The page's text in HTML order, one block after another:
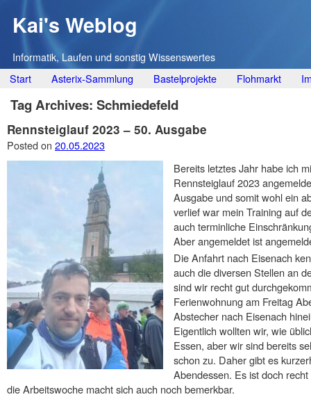
Kai's Weblog
Informatik, Laufen und sonstig Wissenswertes
Main menu
Skip
to
content
Start Asterix-Sammlung Bastelprojekte Flohmarkt
Tag Archives: Schmiedefeld
Rennsteiglauf 2023 – 50. Ausgabe
Posted on 20.05.2023
Bereits letztes Jahr habe ich
Rennsteiglauf 2023
Ausgabe und somit wohl ein
verlief war mein Training auf
auch terminliche
Aber angemeldet ist
Die Anfahrt nach Eisenach
auch die diversen Stellen an
sind wir recht gut
Ferienwohnung am Freitag
Abstecher nach Eisenach
Eigentlich wollten wir, wie
Essen, aber wir sind bereits
schon zu. Daher gibt es
Abendessen. Es ist doch
die Arbeitswoche macht sich auch noch bemerkbar.